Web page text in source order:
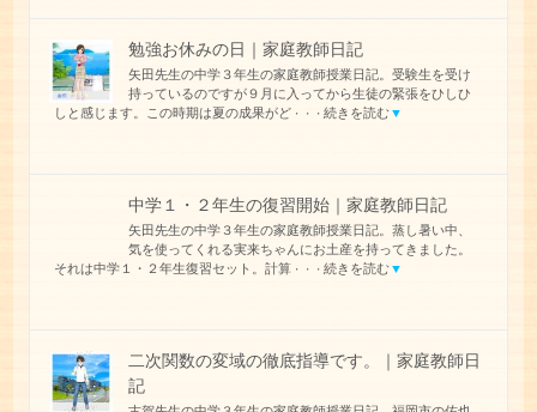
勉強お休みの日｜家庭教師日記
矢田先生の中学３年生の家庭教師授業日記。受験生を受け
持っているのですが９月に入ってから生徒の緊張をひしひ
しと感じます。この時期は夏の成果がど ・・・ 続きを読む▼
中学１・２年生の復習開始｜家庭教師日記
矢田先生の中学３年生の家庭教師授業日記。蒸し暑い中、
気を使ってくれる実来ちゃんにお土産を持ってきました。
それは中学１・２年生復習セット。計算 ・・・ 続きを読む▼
二次関数の変域の徹底指導です。｜家庭教師日
記